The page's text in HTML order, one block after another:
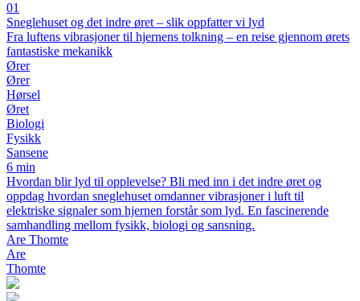
01
Sneglehuset og det indre øret – slik oppfatter vi lyd
Fra luftens vibrasjoner til hjernens tolkning – en reise gjennom ørets
fantastiske mekanikk
Ører
Ører
Hørsel
Øret
Biologi
Fysikk
Sansene
6 min
Hvordan blir lyd til opplevelse? Bli med inn i det indre øret og
oppdag hvordan sneglehuset omdanner vibrasjoner i luft til
elektriske signaler som hjernen forstår som lyd. En fascinerende
samhandling mellom fysikk, biologi og sansning.
Are Thomte
Are
Thomte